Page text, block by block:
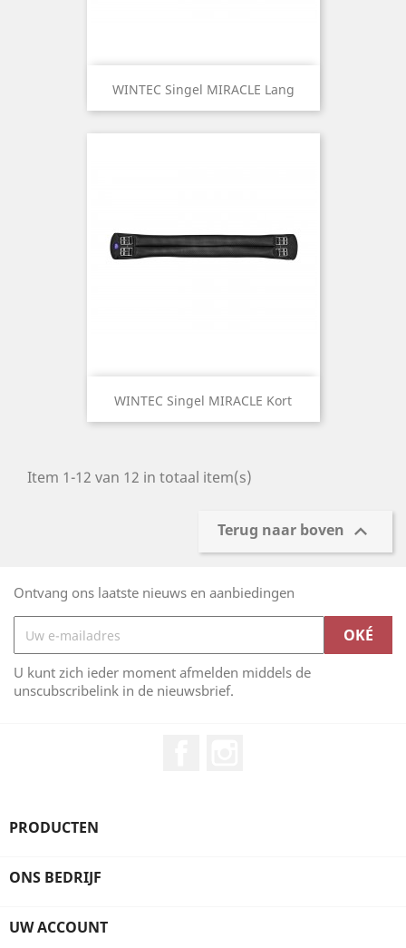
WINTEC Singel MIRACLE Lang
WINTEC Singel MIRACLE Kort
Item 1-12 van 12 in totaal item(s)
Terug naar boven 
Ontvang ons laatste nieuws en aanbiedingen
U kunt zich ieder moment afmelden middels de
unscubscribelink in de nieuwsbrief.
PRODUCTEN
ONS BEDRIJF
UW ACCOUNT